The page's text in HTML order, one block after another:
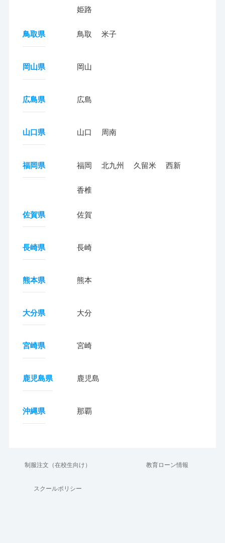
姫路
鳥取県 鳥取 米子
岡山県 岡山
広島県 広島
山口県 山口 周南
福岡県 福岡 北九州 久留米 西新
香椎
佐賀県 佐賀
長崎県 長崎
熊本県 熊本
大分県 大分
宮崎県 宮崎
鹿児島県 鹿児島
沖縄県 那覇
制服注文（在校生向け） 教育ローン情報
スクールポリシー